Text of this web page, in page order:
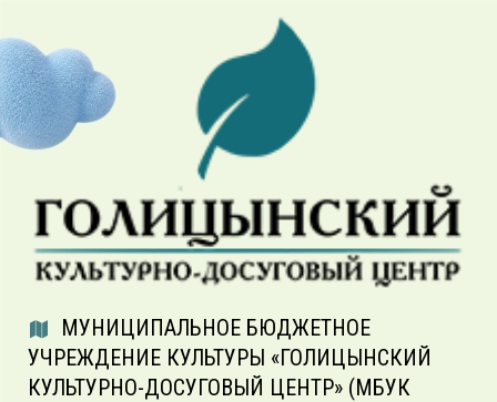
МУНИЦИПАЛЬНОЕ БЮДЖЕТНОЕ
УЧРЕЖДЕНИЕ КУЛЬТУРЫ «ГОЛИЦЫНСКИЙ
КУЛЬТУРНО-ДОСУГОВЫЙ ЦЕНТР» (МБУК